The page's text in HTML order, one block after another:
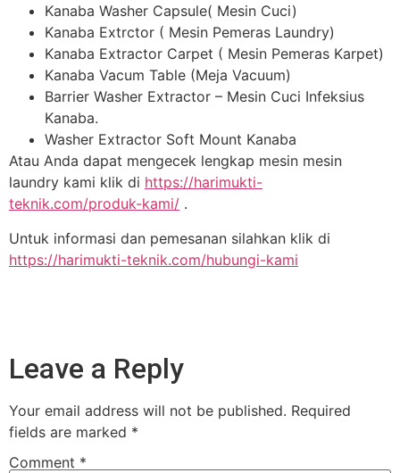
Kanaba Washer Capsule( Mesin Cuci)
Kanaba Extrctor ( Mesin Pemeras Laundry)
Kanaba Extractor Carpet ( Mesin Pemeras Karpet)
Kanaba Vacum Table (Meja Vacuum)
Barrier Washer Extractor – Mesin Cuci Infeksius
Kanaba.
Washer Extractor Soft Mount Kanaba
Atau Anda dapat mengecek lengkap mesin mesin
laundry kami klik di https://harimukti-
teknik.com/produk-kami/ .
Untuk informasi dan pemesanan silahkan klik di
https://harimukti-teknik.com/hubungi-kami
Leave a Reply
Your email address will not be published. Required
fields are marked *
Comment *